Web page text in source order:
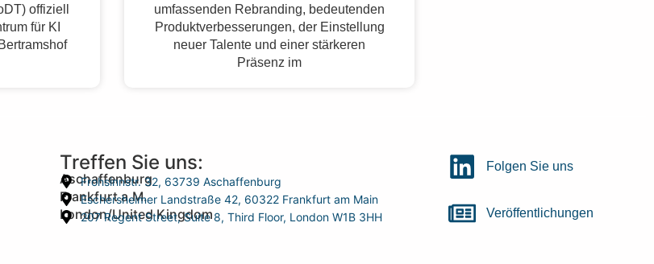
offiziell
für KI
umfassenden Rebranding, bedeutenden
Produktverbesserungen, der Einstellung
neuer Talente und einer stärkeren
Präsenz im
Treffen Sie uns:
Aschaffenburg
Frohsinnstr. 32, 63739 Aschaffenburg
Frankfurt a.M.
Eschersheimer Landstraße 42, 60322 Frankfurt am Main
London/United Kingdom
207 Regent Street, Suite 8, Third Floor, London W1B 3HH
Folgen Sie uns
Veröffentlichungen